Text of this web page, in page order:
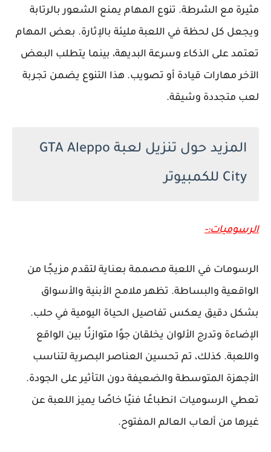
مثيرة مع الشرطة. تنوع المهام يمنع الشعور بالرتابة
ويجعل كل لحظة في اللعبة مليئة بالإثارة. بعض المهام
تعتمد على الذكاء وسرعة البديهة، بينما يتطلب البعض
الآخر مهارات قيادة أو تصويب. هذا التنوع يضمن تجربة
لعب متجددة وشيقة.
المزيد حول تنزيل لعبة GTA Aleppo
City للكمبيوتر
الرسوميات:-
الرسومات في اللعبة مصممة بعناية لتقدم مزيجًا من
الواقعية والبساطة. تظهر ملامح الأبنية والأسواق
بشكل دقيق يعكس تفاصيل الحياة اليومية في حلب.
الإضاءة وتدرج الألوان يخلقان جوًا متوازنًا بين الواقع
واللعبة. كذلك، تم تحسين العناصر البصرية لتناسب
الأجهزة المتوسطة والضعيفة دون التأثير على الجودة.
تعطي الرسوميات انطباعًا فنيًا خاصًا يميز اللعبة عن
غيرها من ألعاب العالم المفتوح.